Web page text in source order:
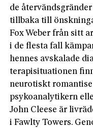
de
tillbaka till
Fox Weber från sitt
i de flesta fall
hennes avskalade
terapi­situationen
neurotiskt
psykoanalytikern
John Cleese är
i Fawlty Towers.